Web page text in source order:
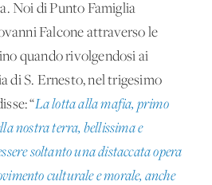
Noi di Punto Famiglia
Falcone attraverso le
quando rivolgendosi ai
di S. Ernesto, nel trigesimo
“La lotta alla mafia, primo
nostra terra, bellissima e
soltanto una distaccata opera
culturale e morale, anche